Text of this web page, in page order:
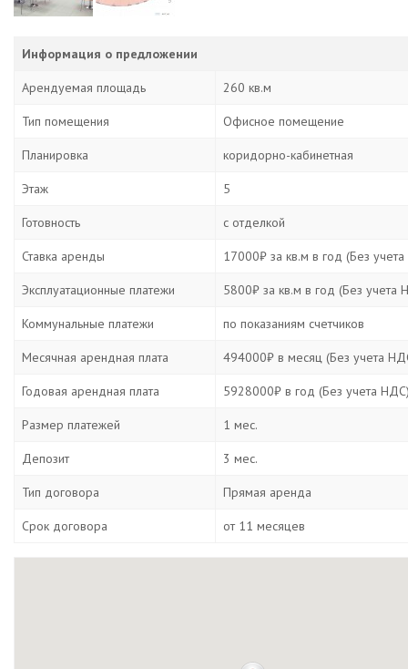
Информация о предложении
Арендуемая площадь 260 кв.м
Тип помещения Офисное помещение
Планировка коридорно-кабинетная
Этаж 5
Готовность с отделкой
Ставка аренды 17000₽ за кв.м в год (Без
Эксплуатационные платежи 5800₽ за кв.м в год (Без учета
Коммунальные платежи по показаниям счетчиков
Месячная арендная плата 494000₽ в месяц (Без учета
Годовая арендная плата 5928000₽ в год (Без учета
Размер платежей 1 мес.
Депозит 3 мес.
Тип договора Прямая аренда
Срок договора от 11 месяцев